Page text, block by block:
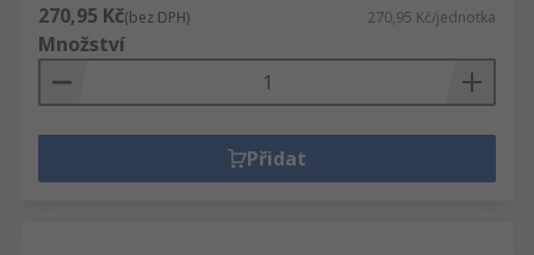
270,95 Kč(bez DPH) 270,95 Kč/jednotka
Množství
Přidat